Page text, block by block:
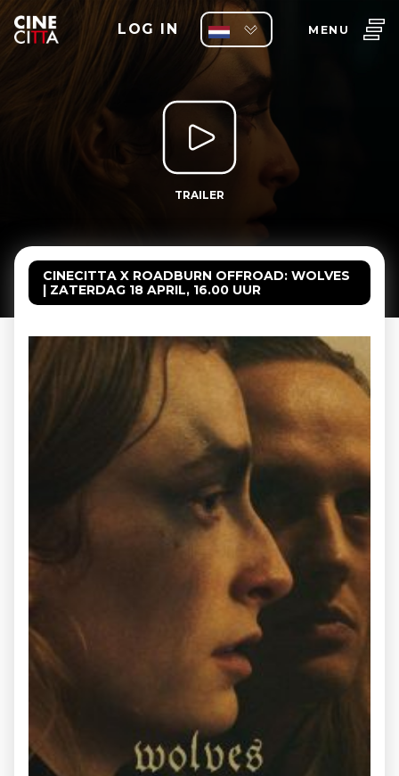
LOG IN MENU
TRAILER
CINECITTA X ROADBURN OFFROAD: WOLVES
| ZATERDAG 18 APRIL, 16.00 UUR